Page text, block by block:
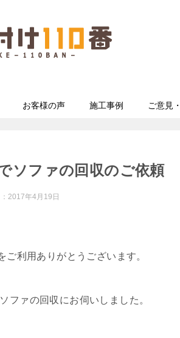
お客様の声 施工事例 ご意見
ソファの回収のご依頼
2017年4月19日
ご利用ありがとうございます。
ファの回収にお伺いしました。